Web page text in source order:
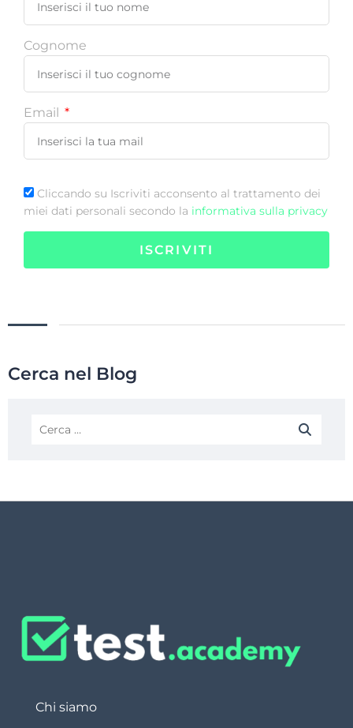
Cognome
Email
Cliccando su Iscriviti acconsento al trattamento dei
miei dati personali secondo la informativa sulla privacy
ISCRIVITI
Cerca nel Blog
Chi siamo